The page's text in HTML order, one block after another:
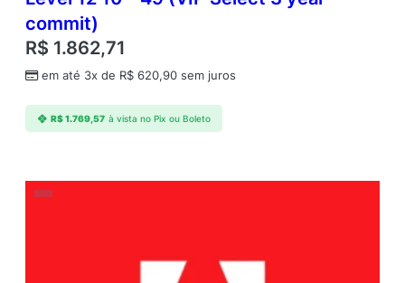
commit)
R$ 1.862,71
em até 3x de R$ 620,90 sem juros
R$1.769,57 à vista no Pix ou Boleto